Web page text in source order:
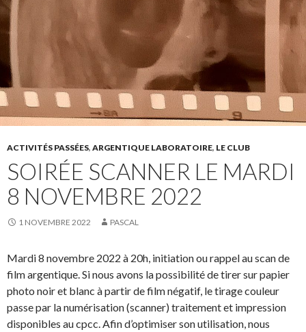
ACTIVITÉS PASSÉES, ARGENTIQUE LABORATOIRE, LE CLUB
SOIRÉE SCANNER LE MARDI
8 NOVEMBRE 2022
1 NOVEMBRE 2022 PASCAL
Mardi 8 novembre 2022 à 20h, initiation ou rappel au scan de
film argentique. Si nous avons la possibilité de tirer sur papier
photo noir et blanc à partir de film négatif, le tirage couleur
passe par la numérisation (scanner) traitement et impression
disponibles au cpcc. Afin d’optimiser son utilisation, nous